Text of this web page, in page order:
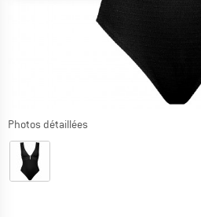
Photos détaillées